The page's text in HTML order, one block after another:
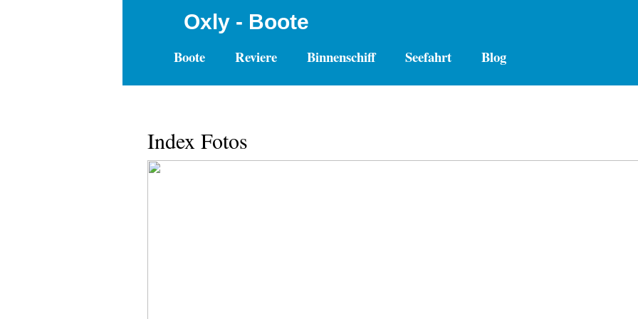
Oxly - Boote
Boote Reviere Binnenschiff Seefahrt Blog
Index Fotos